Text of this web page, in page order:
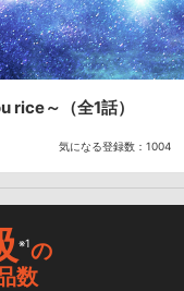
rice～ （全1話）
気になる登録数： 1004
※1の
数